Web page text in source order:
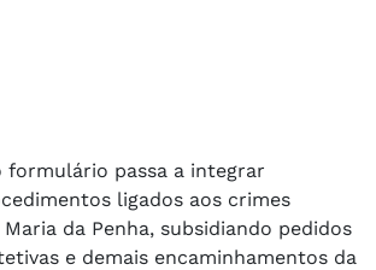
formulário passa a integrar
ligados aos crimes
da Penha, subsidiando pedidos
e demais encaminhamentos da